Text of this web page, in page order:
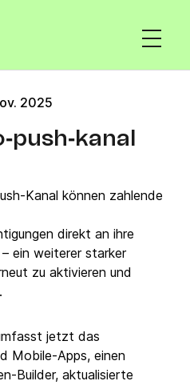
2025
können zahlende
direkt an ihre
ein weiterer starker
zu aktivieren und
jetzt das
Mobile‑Apps, einen
aktualisierte